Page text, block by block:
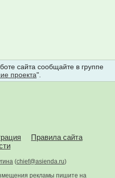
сайта сообщайте в группе
проекта".
Правила сайта
(chief@asienda.ru)
рекламы пишите на